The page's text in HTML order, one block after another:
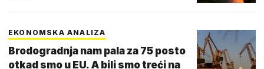
EKONOMSKA ANALIZA
Brodogradnja nam pala za 75 posto
otkad smo u EU. A bili smo treći na